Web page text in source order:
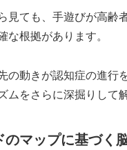
見ても、手遊びが高齢
根拠があります。
の動きが認知症の進行
ムをさらに深掘りして
マップに基づく